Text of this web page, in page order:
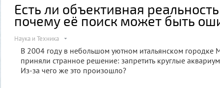
Есть ли объективная
почему её поиск может быть
Наука и Техника
В 2004 году в небольшом уютном итальянском городке
приняли странное решение: запретить круглые
Из-за чего же это произошло?